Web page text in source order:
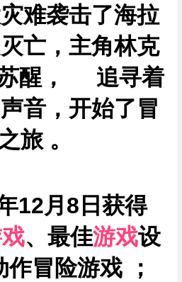
难袭击了海拉
亡，主角林克
苏醒， 追寻着
音，开始了冒
旅 。
12月8日获得
、最佳游戏设
冒险游戏 ；